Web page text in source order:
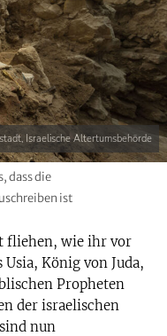
Israelische Altertumsbehörde
dass die
ist
fliehen, wie ihr vor
König von Juda,
Propheten
der israelischen
nun